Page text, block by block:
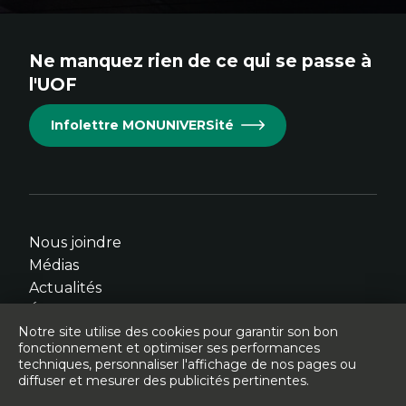
Cet
s'ouvrira
dans
fenêtre.
Cet
s'ouvrira
dans
fenêtre.
Cet
s'ouvrira
dans
fenêtre.
Cet
s'ouvrira
dans
fenêtre.
Cet
s'ouvrira
dans
fenêtre.
Ne manquez rien de ce qui se passe à
l'UOF
Infolettre MONUNIVERSité
Nous joindre
Médias
Actualités
© Université de l'Ontario français - 2026
Notre site utilise des cookies pour garantir son bon
fonctionnement et optimiser ses performances
techniques, personnaliser l'affichage de nos pages ou
diffuser et mesurer des publicités pertinentes.